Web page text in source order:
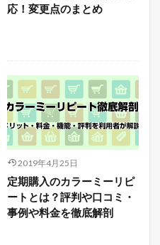
応！変更点のまとめ
2019年4月25日
定期購入のカラーミーリピ
ートとは？評判や口コミ・
事例や料金を徹底解剖